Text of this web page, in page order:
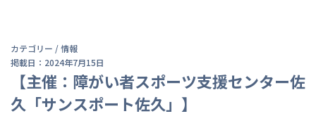
カテゴリー /情報
掲載日：2024年7月15日
【主催：障がい者スポーツ支援センター佐
久「サンスポート佐久」】